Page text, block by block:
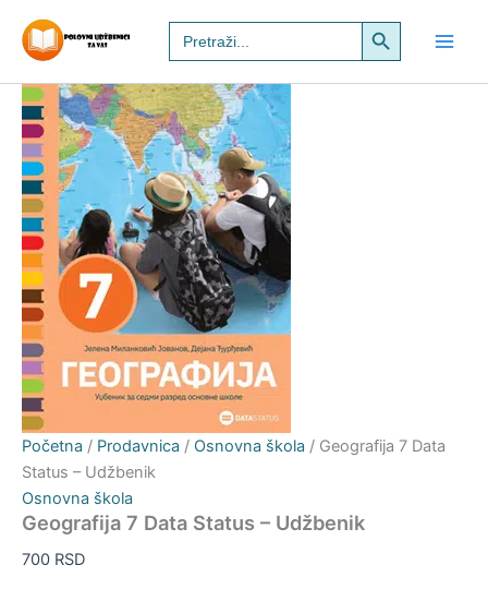
sadržaj
Search
for:
Search Button
Početna / Prodavnica / Osnovna škola / Geografija 7 Data
Status – Udžbenik
Osnovna škola
Geografija 7 Data Status – Udžbenik
700 RSD
7
Data
–
Udžbenik
količina